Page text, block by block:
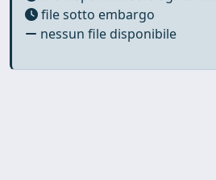
file sotto embargo
nessun file disponibile